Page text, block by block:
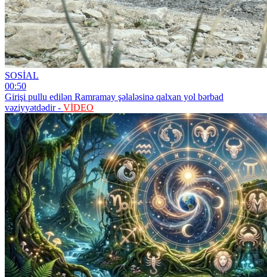
SOSİAL
00:50
Girişi pullu edilən Ramramay şəlaləsinə qalxan yol bərbad
vəziyyətdədir - VİDEO